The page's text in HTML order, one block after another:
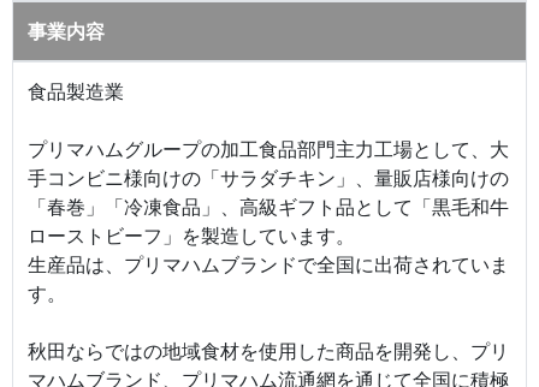
事業内容
食品製造業
プリマハムグループの加工食品部門主力工場として、大
手コンビニ様向けの「サラダチキン」、量販店様向けの
「春巻」「冷凍食品」、高級ギフト品として「黒毛和牛
ローストビーフ」を製造しています。
生産品は、プリマハムブランドで全国に出荷されていま
す。
秋田ならではの地域食材を使用した商品を開発し、プリ
マハムブランド、プリマハム流通網を通じて全国に積極